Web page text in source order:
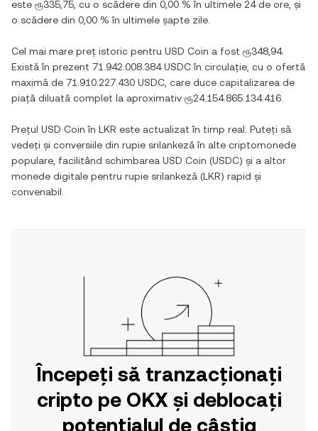
este ரூ335,75 , cu o scădere din 0,00 % în ultimele 24 de ore, și
o scădere din 0,00 % în ultimele șapte zile.
Cel mai mare preț istoric pentru USD Coin a fost ரூ348,94.
Există în prezent 71.942.008.384 USDCîn circulație, cu o ofertă
maximă de 71.910.227.430 USDC , care duce capitalizarea de
piață diluată complet la aproximativ ரூ24.154.865.134.416
Prețul USD Coin în LKR este actualizat în timp real. Puteți să
vedeți și conversiile din rupie srilankeză în alte criptomonede
populare, facilitând schimbarea USD Coin (USDC) și a altor
monede digitale pentru rupie srilankeză (LKR) rapid și
convenabil.
Începeți să tranzacționați
cripto pe OKX și deblocați
potențialul de câștig